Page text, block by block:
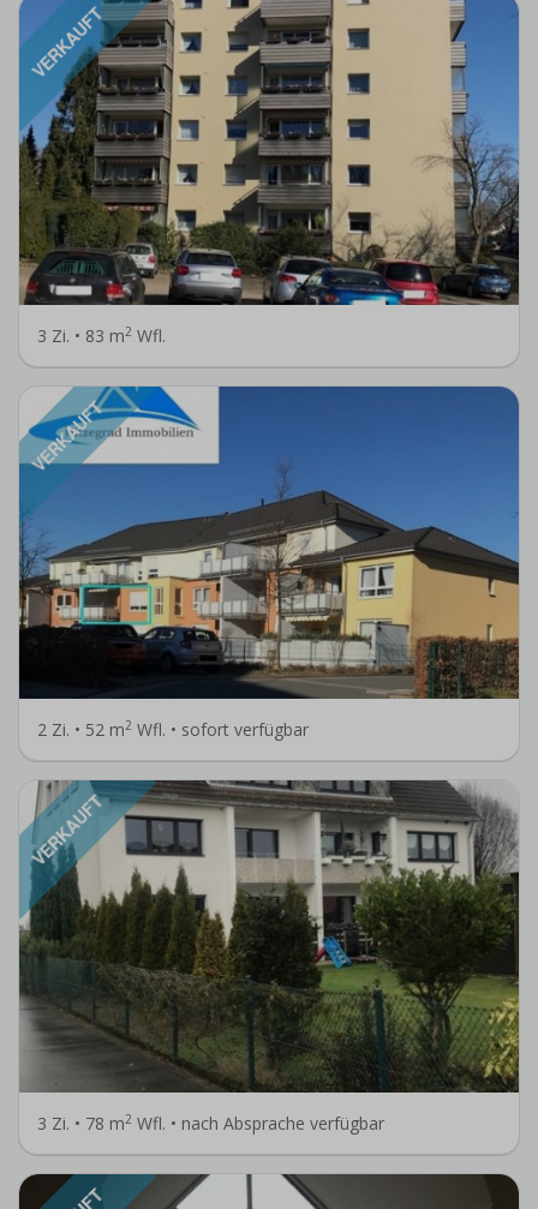
VERKAUFT
3 Zi. • 83 m2 Wfl.
VERKAUFT
2 Zi. • 52 m2 Wfl. • sofort verfügbar
VERKAUFT
3 Zi. • 78 m2 Wfl. • nach Absprache verfügbar